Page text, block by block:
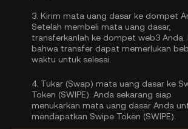
3. Kirim mata uang dasar ke dompet
Setelah membeli mata uang dasar,
transferkanlah ke dompet web3 Anda.
bahwa transfer dapat memerlukan
waktu untuk selesai.
4. Tukar (Swap) mata uang dasar ke
Token (SWIPE): Anda sekarang siap
menukarkan mata uang dasar Anda
mendapatkan Swipe Token (SWIPE).